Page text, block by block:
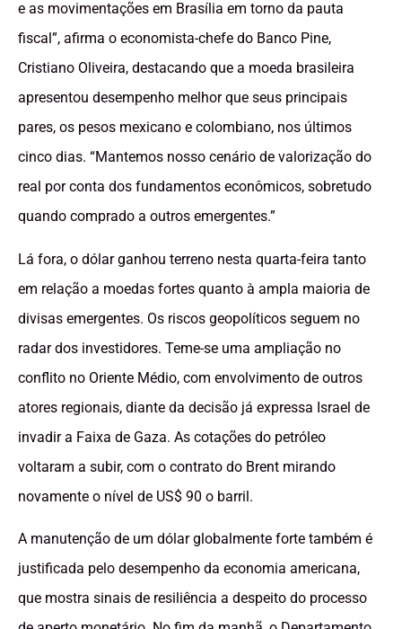
e as movimentações em Brasília em torno da pauta
fiscal”, afirma o economista-chefe do Banco Pine,
Cristiano Oliveira, destacando que a moeda brasileira
apresentou desempenho melhor que seus principais
pares, os pesos mexicano e colombiano, nos últimos
cinco dias. “Mantemos nosso cenário de valorização do
real por conta dos fundamentos econômicos, sobretudo
quando comprado a outros emergentes.”
Lá fora, o dólar ganhou terreno nesta quarta-feira tanto
em relação a moedas fortes quanto à ampla maioria de
divisas emergentes. Os riscos geopolíticos seguem no
radar dos investidores. Teme-se uma ampliação no
conflito no Oriente Médio, com envolvimento de outros
atores regionais, diante da decisão já expressa Israel de
invadir a Faixa de Gaza. As cotações do petróleo
voltaram a subir, com o contrato do Brent mirando
novamente o nível de US$ 90 o barril.
A manutenção de um dólar globalmente forte também é
justificada pelo desempenho da economia americana,
que mostra sinais de resiliência a despeito do processo